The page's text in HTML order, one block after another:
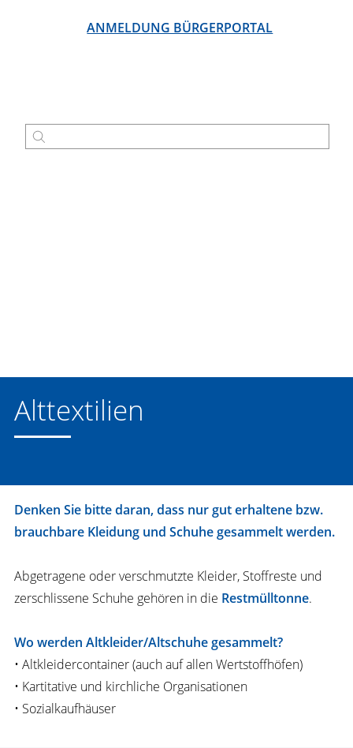
ANMELDUNG BÜRGERPORTAL
Alttextilien
Denken Sie bitte daran, dass nur gut erhaltene bzw.
brauchbare Kleidung und Schuhe gesammelt werden.
Abgetragene oder verschmutzte Kleider, Stoffreste und
zerschlissene Schuhe gehören in die Restmülltonne.
Wo werden Altkleider/Altschuhe gesammelt?
• Altkleidercontainer (auch auf allen Wertstoffhöfen)
• Kartitative und kirchliche Organisationen
• Sozialkaufhäuser